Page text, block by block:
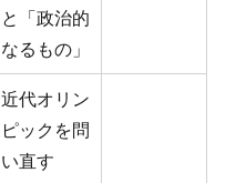
と「政治的
なるもの」
近代オリン
ピックを問
い直す